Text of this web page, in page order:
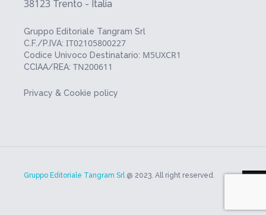
38123 Trento - Italia
Gruppo Editoriale Tangram Srl
C.F./P.IVA: IT02105800227
Codice Univoco Destinatario: M5UXCR1
CCIAA/REA: TN200611
Privacy & Cookie policy
Gruppo Editoriale Tangram Srl @ 2023. All right reserved.